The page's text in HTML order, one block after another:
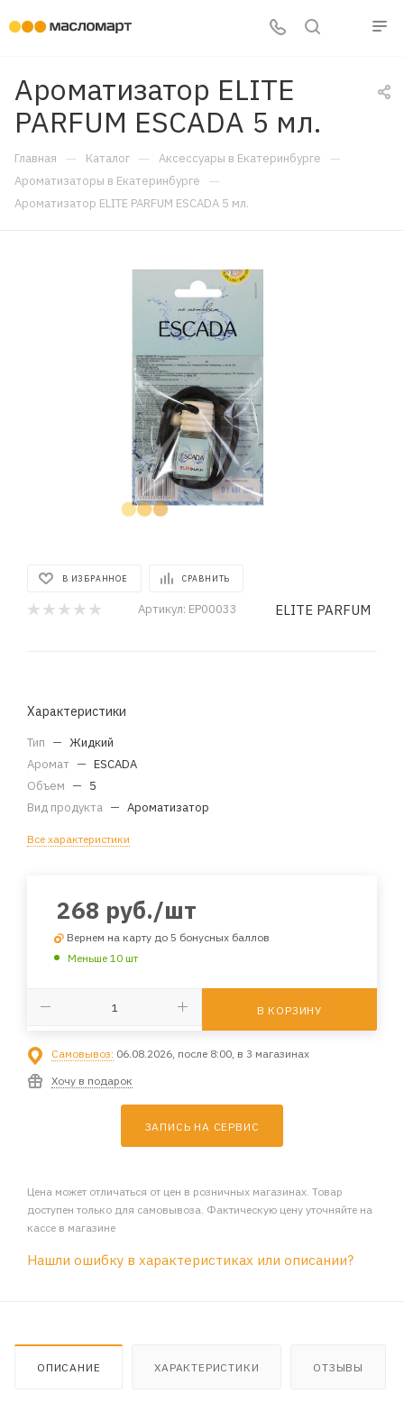
Ароматизатор ELITE
PARFUM ESCADA 5 мл.
Главная — Каталог — Аксессуары в Екатеринбурге —
Ароматизаторы в Екатеринбурге —
Ароматизатор ELITE PARFUM ESCADA 5 мл.
В ИЗБРАННОЕ СРАВНИТЬ
Артикул: EP00033 ELITE PARFUM
Характеристики
Тип — Жидкий
Аромат — ESCADA
Объем — 5
Вид продукта — Ароматизатор
Все характеристики
268 руб./шт
Вернем на карту до 5 бонусных баллов
Меньше 10 шт
В КОРЗИНУ
Самовывоз: 06.08.2026, после 8:00, в 3 магазинах
Хочу в подарок
ЗАПИСЬ НА СЕРВИС
Цена может отличаться от цен в розничных магазинах. Товар
доступен только для самовывоза. Фактическую цену уточняйте на
кассе в магазине
Нашли ошибку в характеристиках или описании?
ОПИСАНИЕ ХАРАКТЕРИСТИКИ ОТЗЫВЫ